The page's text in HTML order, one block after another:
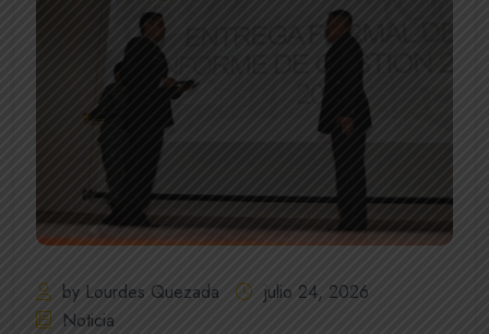
by Lourdes Quezada
julio 24, 2026
Noticia